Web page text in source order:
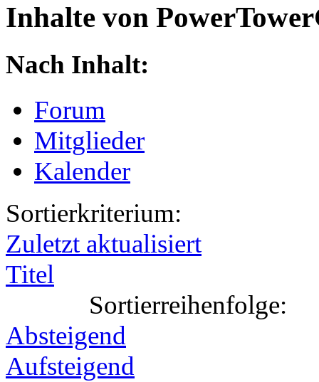
Inhalte von
Nach Inhalt:
Forum
Mitglieder
Kalender
Sortierkriterium:
Zuletzt aktualisiert
Titel
Sortierreihenfolge:
Absteigend
Aufsteigend